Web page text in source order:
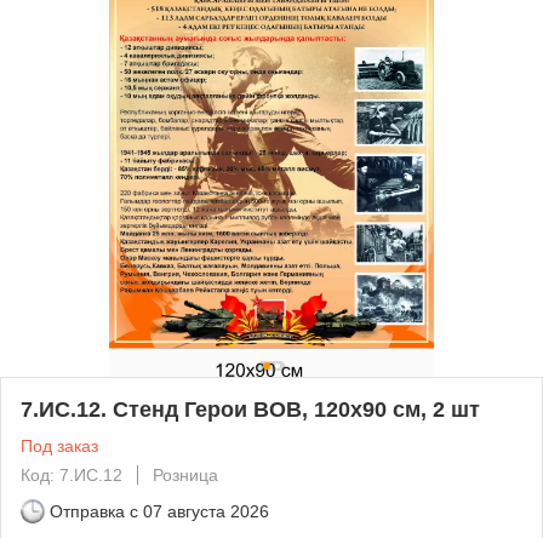
7.ИС.12. Стенд Герои ВОВ, 120х90 см, 2 шт
Под заказ
Код: 7.ИС.12
Розница
Отправка с 07 августа 2026